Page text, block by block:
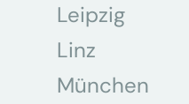
Leipzig
Linz
München